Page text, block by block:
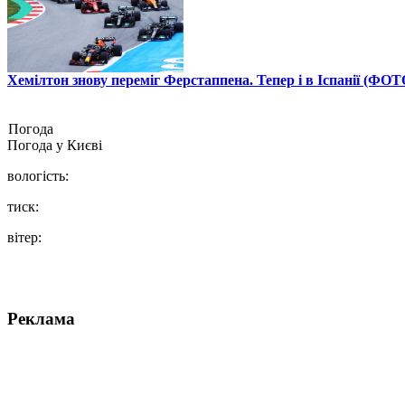
Хемілтон знову переміг Ферстаппена. Тепер і в Іспанії
Погода
Погода у Києві
вологість:
тиск:
вітер:
Реклама